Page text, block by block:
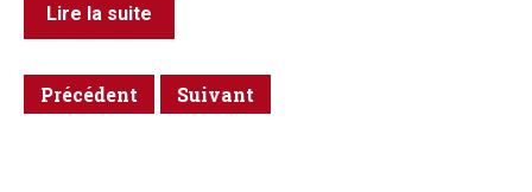
Lire la suite
Précédent Suivant